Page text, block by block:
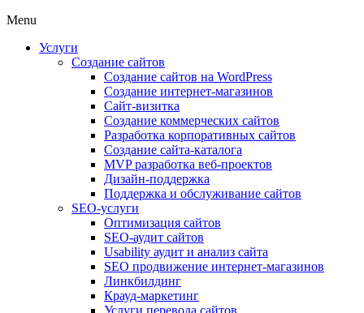
Menu
Услуги
Создание сайтов
Создание сайтов на WordPress
Создание интернет-магазинов
Сайт-визитка
Создание коммерческих сайтов
Разработка корпоративных сайтов
Создание сайта-каталога
MVP разработка веб-проектов
Дизайн-поддержка
Поддержка и обслуживание сайтов
SEO-услуги
Оптимизация сайтов
SEO-аудит сайтов
Usability аудит и анализ сайта
SEO продвижение интернет-магазинов
Линкбилдинг
Крауд-маркетинг
Услуги перевода сайтов